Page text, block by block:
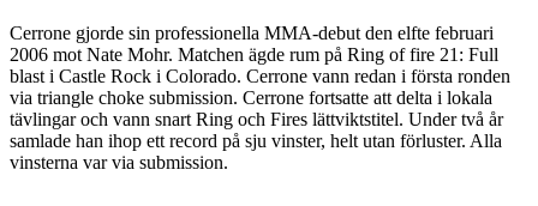
Cerrone gjorde sin professionella MMA-debut den elfte februari
2006 mot Nate Mohr. Matchen ägde rum på Ring of fire 21: Full
blast i Castle Rock i Colorado. Cerrone vann redan i första ronden
via triangle choke submission. Cerrone fortsatte att delta i lokala
tävlingar och vann snart Ring och Fires lättviktstitel. Under två år
samlade han ihop ett record på sju vinster, helt utan förluster. Alla
vinsterna var via submission.